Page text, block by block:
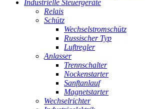
Industrielle Steuergeräte
Relais
Schütz
Wechselstromschütz
Russischer Typ
Luftregler
Anlasser
Trennschalter
Nockenstarter
Sanftanlauf
Magnetstarter
Wechselrichter